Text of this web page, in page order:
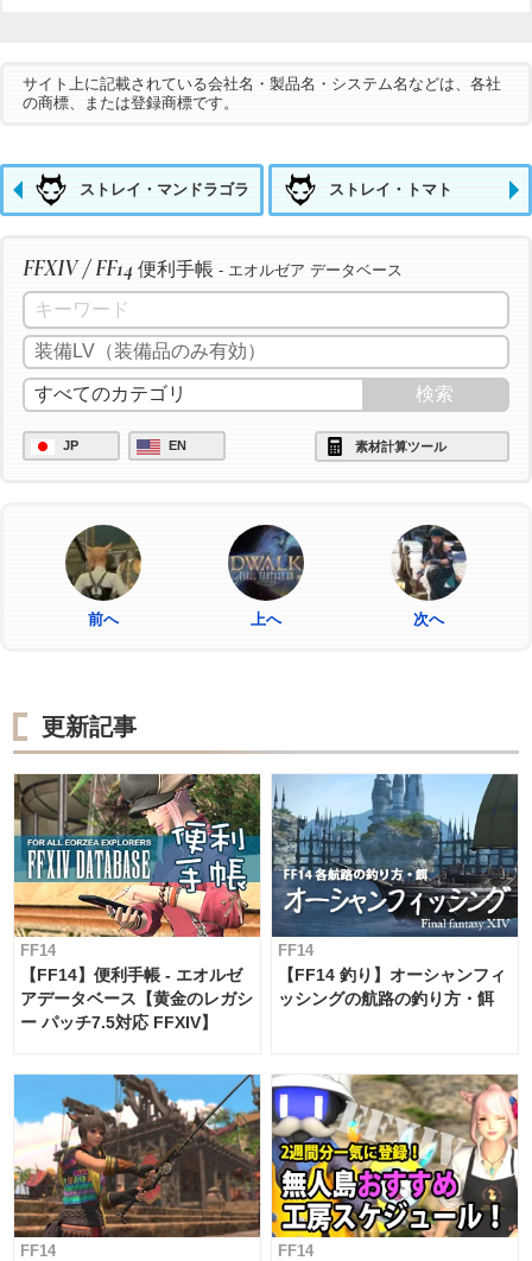
サイト上に記載されている会社名・製品名・システム名などは、各社
の商標、または登録商標です。
ストレイ・マンドラゴラ ストレイ・トマト
FFXIV / FF14 便利手帳 - エオルゼア データベース
JP EN 素材計算ツール
前へ 上へ 次へ
更新記事
FF14
【FF14】便利手帳 - エオルゼ
アデータベース【黄金のレガシ
ー パッチ7.5対応 FFXIV】
FF14
【FF14 釣り】オーシャンフィ
ッシングの航路の釣り方・餌
FF14 FF14